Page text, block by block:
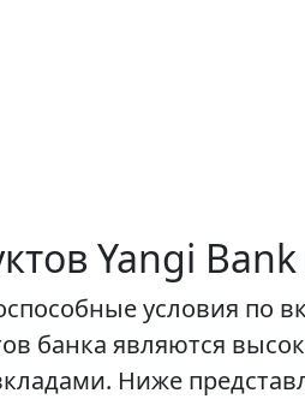
Yangi Bank
условия по
банка являются
Ниже